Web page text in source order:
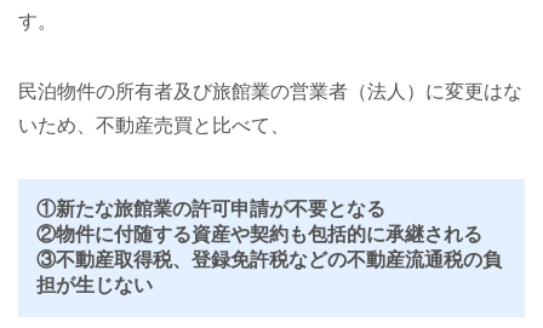
す。
民泊物件の所有者及び旅館業の営業者（法人）に変更はな
いため、不動産売買と比べて、
①新たな旅館業の許可申請が不要となる
②物件に付随する資産や契約も包括的に承継される
③不動産取得税、登録免許税などの不動産流通税の負
担が生じない